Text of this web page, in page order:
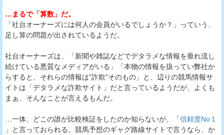
…まるで「算数」だ。
「社台オーナーズには何人の会員がいるでしょうか？」っていう、
足し算の問題が出されているようだ。
社台オーナーズは、「新聞や雑誌などでデタラメな情報を垂れ流し
続けている悪質なメディアがいる」「本物の情報を扱ってい弊社か
らすると、それらの情報は”詐欺”そのもの」と、辺りの競馬情報サ
イトは「デタラメな詐欺サイト」だと言っているようだが、よくも
まぁ、そんなことが言えるもんだ。
…一体、どこの誰が比較検証をしたのか知らないが、「信頼度No１
」と言っておられる。競馬予想のギャグ路線サイトで言うなら、か